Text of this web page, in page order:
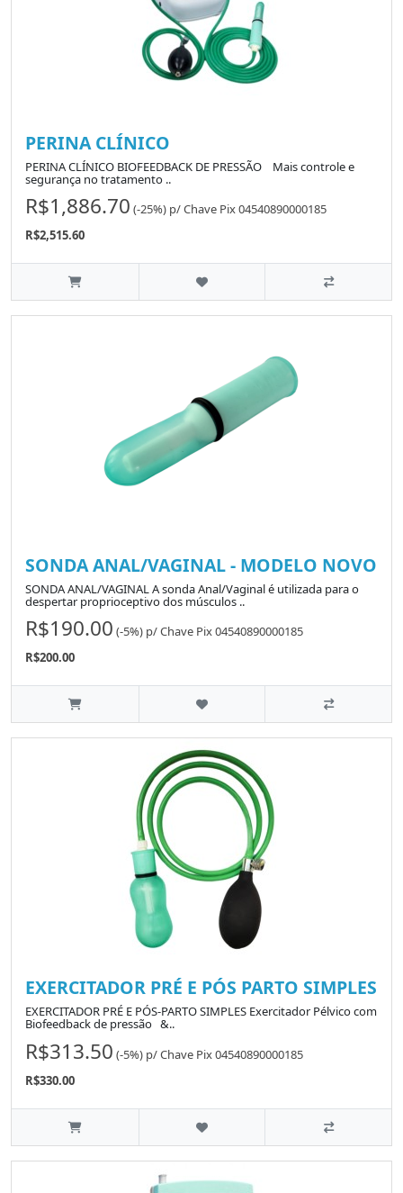
PERINA CLÍNICO
PERINA CLÍNICO BIOFEEDBACK DE PRESSÃO Mais controle e
segurança no tratamento ..
R$1,886.70 (-25%) p/Chave Pix 04540890000185
R$2,515.60
SONDA ANAL/VAGINAL - MODELO NOVO
SONDA ANAL/VAGINAL A sonda Anal/Vaginal é utilizada para o
despertar proprioceptivo dos músculos ..
R$190.00 (-5%) p/Chave Pix 04540890000185
R$200.00
EXERCITADOR PRÉ E PÓS PARTO SIMPLES
EXERCITADOR PRÉ E PÓS-PARTO SIMPLES Exercitador Pélvico com
Biofeedback de pressão &..
R$313.50 (-5%) p/Chave Pix 04540890000185
R$330.00